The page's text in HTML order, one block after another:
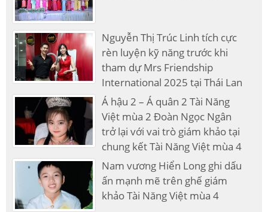
Nguyễn Thị Trúc Linh tích cực
rèn luyện kỹ năng trước khi
tham dự Mrs Friendship
International 2025 tại Thái Lan
Á hậu 2 – Á quân 2 Tài Năng
Việt mùa 2 Đoàn Ngọc Ngân
trở lại với vai trò giám khảo tại
chung kết Tài Năng Việt mùa 4
Nam vương Hiển Long ghi dấu
ấn mạnh mẽ trên ghế giám
khảo Tài Năng Việt mùa 4